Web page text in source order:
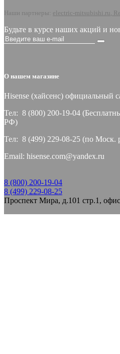
Наши партнеры: electric-mitsubishi.ru
Будьте в курсе наших акций и
О нашем магазине
Hisense (хайсeнс) официальный
Тел: 8 (800) 200-19-04
РФ)
Тел: 8 (499) 229-08-25 (по Моск.
Email: hisense.com@yandex.ru
8 (800) 200-19-04
8 (499) 229-08-25
Проспект Мира, д.101 стр.1,